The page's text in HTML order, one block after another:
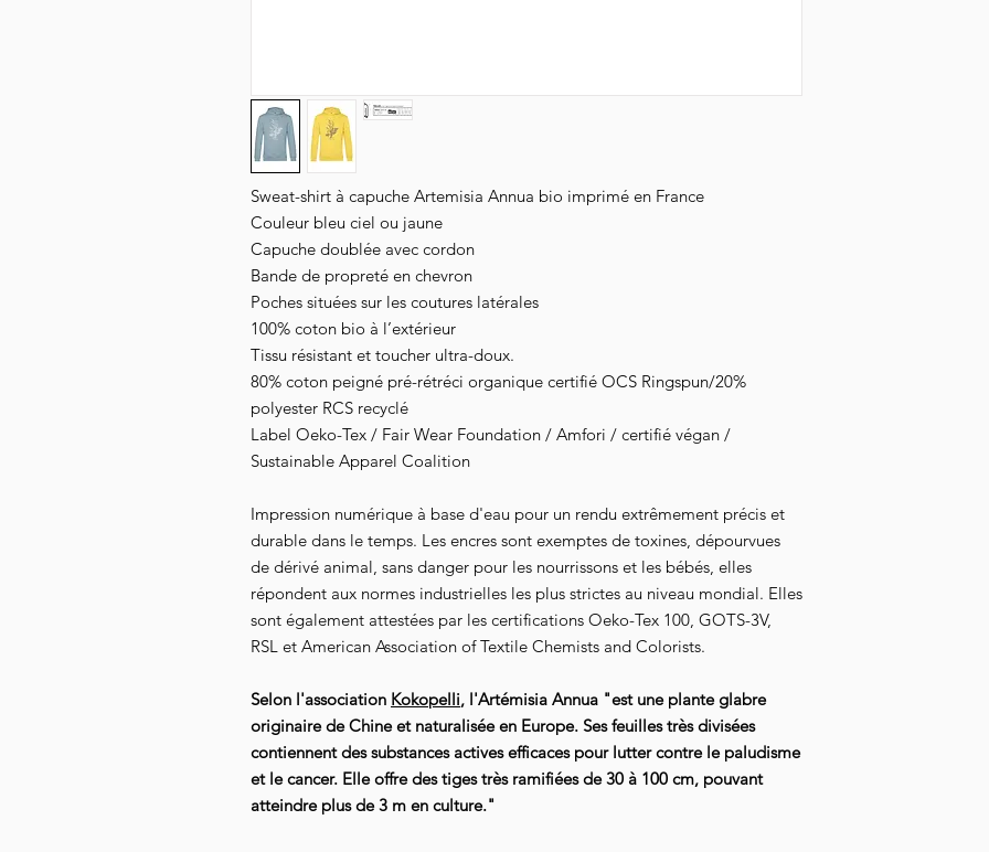
Sweat-shirt à capuche Artemisia Annua bio imprimé en France
Couleur bleu ciel ou jaune
Capuche doublée avec cordon
Bande de propreté en chevron
Poches situées sur les coutures latérales
100% coton bio à l’extérieur
Tissu résistant et toucher ultra-doux.
80% coton peigné pré-rétréci organique certifié OCS Ringspun/20%
polyester RCS recyclé
Label Oeko-Tex / Fair Wear Foundation / Amfori / certifié végan /
Sustainable Apparel Coalition
Impression numérique à base d'eau pour un rendu extrêmement précis et
durable dans le temps. Les encres sont exemptes de toxines, dépourvues
de dérivé animal, sans danger pour les nourrissons et les bébés, elles
répondent aux normes industrielles les plus strictes au niveau mondial. Elles
sont également attestées par les certifications Oeko-Tex 100, GOTS-3V,
RSL et American Association of Textile Chemists and Colorists.
Selon l'association Kokopelli, l'Artémisia Annua "est une plante glabre
originaire de Chine et naturalisée en Europe. Ses feuilles très divisées
contiennent des substances actives efficaces pour lutter contre le paludisme
et le cancer. Elle offre des tiges très ramifiées de 30 à 100 cm, pouvant
atteindre plus de 3 m en culture."